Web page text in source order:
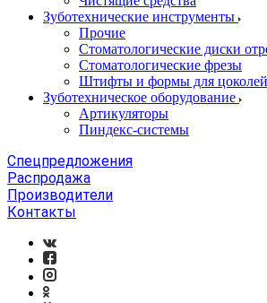
Зуботехнические инструменты
Прочие
Стоматологические диски
Стоматологические фрезы
Штифты и формы для цоколей
Зуботехническое оборудование
Артикуляторы
Пиндекс-системы
Спецпредложения
Распродажа
Производители
Контакты